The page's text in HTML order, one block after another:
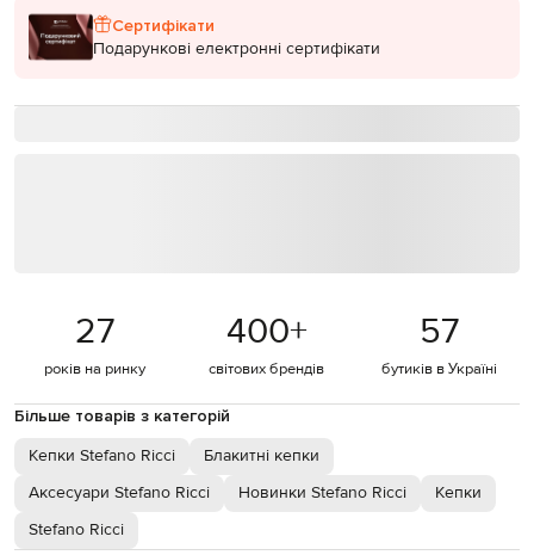
Сертифікати
Подарункові електронні сертифікати
27
років на ринку
400+
світових брендів
57
бутиків в Україні
Більше товарів з категорій
Кепки Stefano Ricci
Блакитні кепки
Аксесуари Stefano Ricci
Новинки Stefano Ricci
Кепки
Stefano Ricci